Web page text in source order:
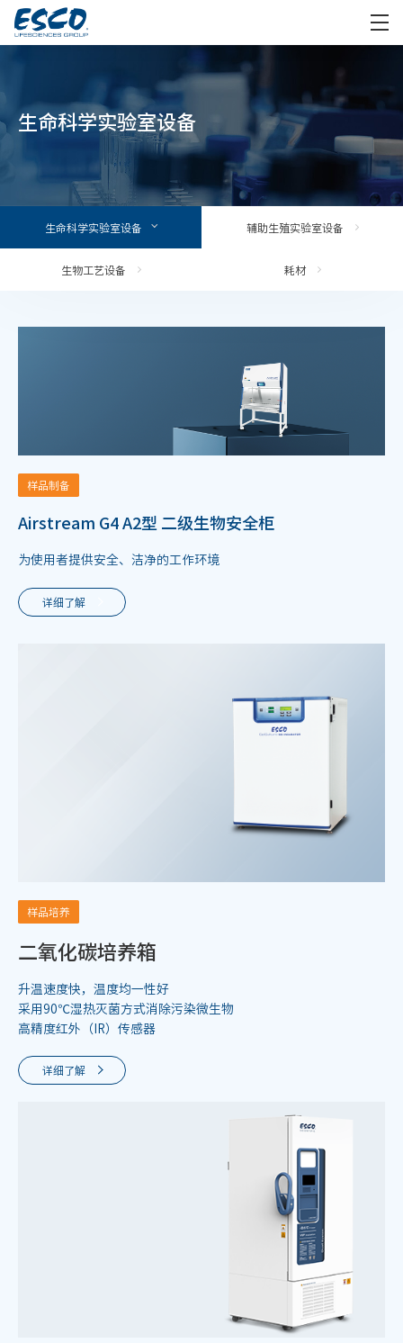
生命科学实验室设备
生命科学实验室设备 辅助生殖实验室设备
生物工艺设备 耗材
样品制备
Airstream G4 A2型 二级生物安全柜
为使用者提供安全、洁净的工作环境
详细了解
样品培养
二氧化碳培养箱
升温速度快，温度均一性好
采用90℃湿热灭菌方式消除污染微生物
高精度红外（IR）传感器
详细了解